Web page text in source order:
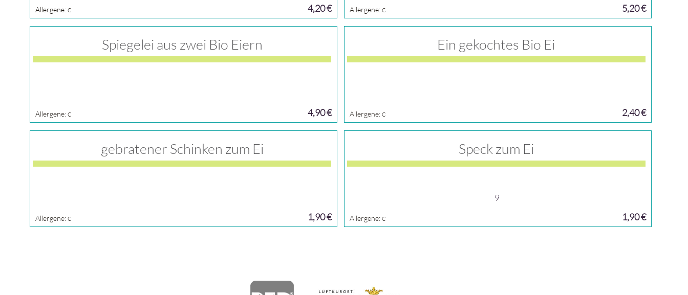
4,20 €
Allergene:C 5,20 €
Allergene: C
Spiegelei aus zwei Bio Eiern
4,90 €
Allergene:C
Ein gekochtes Bio Ei
2,40 €
Allergene: C
gebratener Schinken zum Ei
1,90 €
Allergene:C
Speck zum Ei
9
1,90 €
Allergene: C